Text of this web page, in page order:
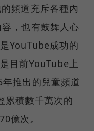
頻道充斥各種內
，也有鼓舞人心
YouTube成功的
目前YouTube上
推出的兒童頻道
累積數千萬次的
億次。